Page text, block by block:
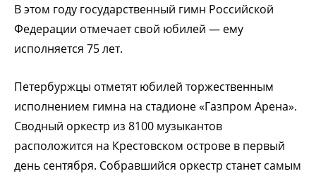
В этом году государственный гимн Российской
Федерации отмечает свой юбилей — ему
исполняется 75 лет.
Петербуржцы отметят юбилей торжественным
исполнением гимна на стадионе «Газпром Арена».
Сводный оркестр из 8100 музыкантов
расположится на Крестовском острове в первый
день сентября. Собравшийся оркестр станет самым